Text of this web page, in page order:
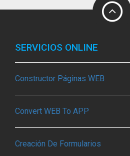
SERVICIOS ONLINE
Constructor Páginas WEB
Convert WEB To APP
Creación De Formularios